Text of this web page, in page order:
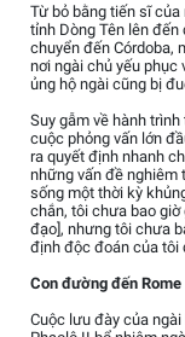
Từ bỏ bằng tiến sĩ
tỉnh Dòng Tên lên
chuyển đến Córdoba,
nơi ngài chủ yếu phục
ủng hộ ngài cũng bị
Suy gẫm về hành
cuộc phỏng vấn lớn
ra quyết định nhanh
những vấn đề nghiêm
sống một thời kỳ
chắn, tôi chưa bao
đạo], nhưng tôi chưa
định độc đoán của tôi
Con đường đến Rome
Cuộc lưu đày của